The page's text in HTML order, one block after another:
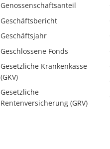
Genossenschaftsanteil
Geschäftsbericht
Geschäftsjahr
Geschlossene Fonds
Gesetzliche Krankenkasse
(GKV)
Gesetzliche
Rentenversicherung (GRV)